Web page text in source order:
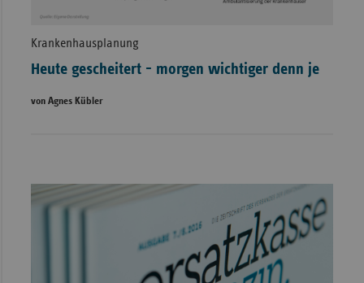
Krankenhausplanung
Heute gescheitert - morgen wichtiger denn je
von Agnes Kübler